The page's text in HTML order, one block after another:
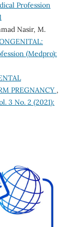
Profession
Nasir, M.
(Medpro):
PREGNANCY ,
3 No. 2 (2021):